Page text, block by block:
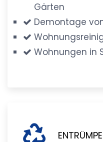
Gärten
Demontage
Wohnungen in